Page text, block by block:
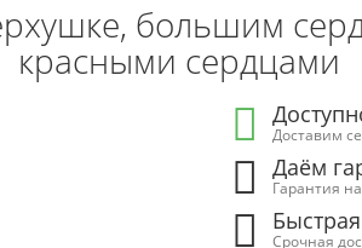
большим
красными сердцами
Доставим
Даём
Гарантия
Срочная